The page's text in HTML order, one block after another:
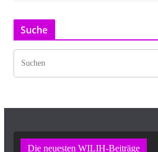
Suche
Die neuesten WILIH-Beiträge